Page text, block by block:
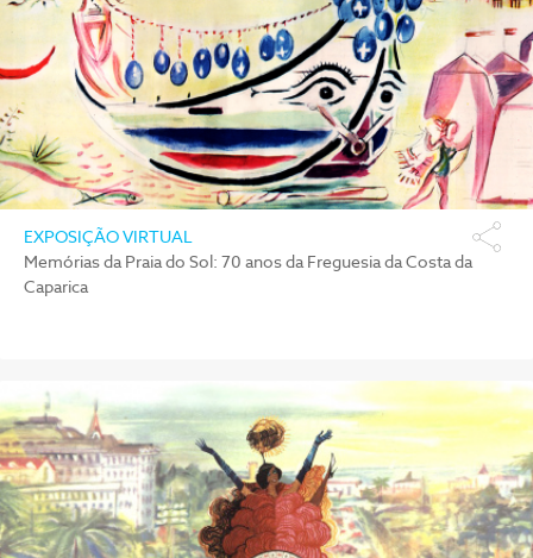
EXPOSIÇÃO VIRTUAL
Memórias da Praia do Sol: 70 anos da Freguesia da Costa da
Caparica